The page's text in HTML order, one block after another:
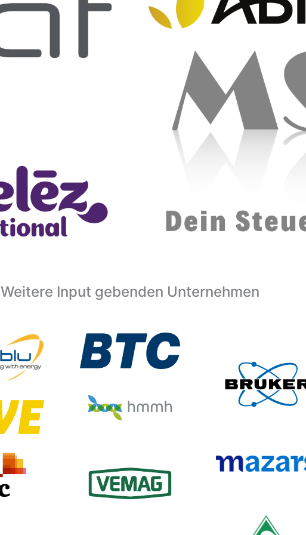
Weitere Input gebenden Unternehmen